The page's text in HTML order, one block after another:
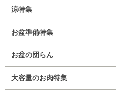
涼特集
お盆準備特集
お盆の団らん
大容量のお肉特集